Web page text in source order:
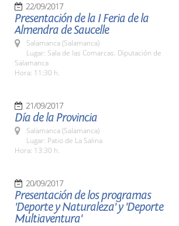
22/09/2017
Presentación de la I Feria de la
Almendra de Saucelle
Salamanca (Salamanca)
Lugar: Sala de las Comarcas. Diputación de
Salamanca
Hora: 11:30 h.
21/09/2017
Día de la Provincia
Salamanca (Salamanca)
Lugar: Patio de La Salina
Hora: 13:30 h.
20/09/2017
Presentación de los programas
'Deporte y Naturaleza' y 'Deporte
Multiaventura'